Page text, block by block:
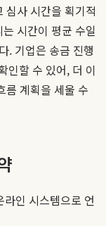
심사 시간을 획기적
시간이 평균 수일
. 기업은 송금 진행
인할 수 있어, 더 이
름 계획을 세울 수
인 시스템으로 언